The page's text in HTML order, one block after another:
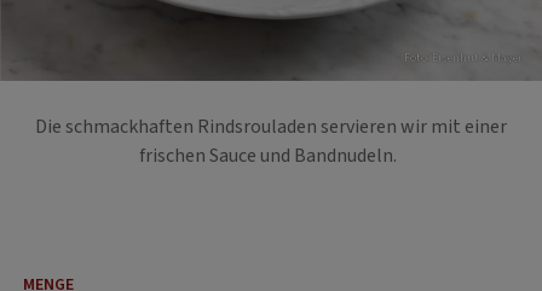
Foto: Eisenhut & Mayer
Die schmackhaften Rindsrouladen servieren wir mit einer
frischen Sauce und Bandnudeln.